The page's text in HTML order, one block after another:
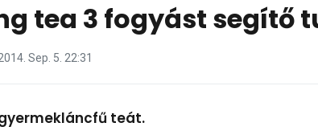
tea 3 fogyást segítő
Sep. 5. 22:31
teát.